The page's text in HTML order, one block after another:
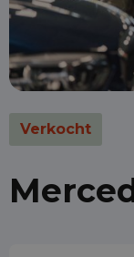
Verkocht